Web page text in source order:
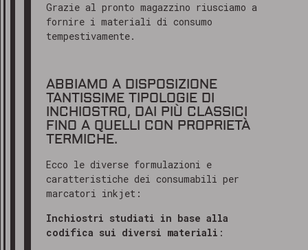
Grazie al pronto magazzino riusciamo a
fornire i materiali di consumo
tempestivamente.
ABBIAMO A DISPOSIZIONE
TANTISSIME TIPOLOGIE DI
INCHIOSTRO, DAI PIÙ CLASSICI
FINO A QUELLI CON PROPRIETÀ
TERMICHE.
Ecco le diverse formulazioni e
caratteristiche dei consumabili per
marcatori inkjet:
Inchiostri studiati in base alla
codifica sui diversi materiali :